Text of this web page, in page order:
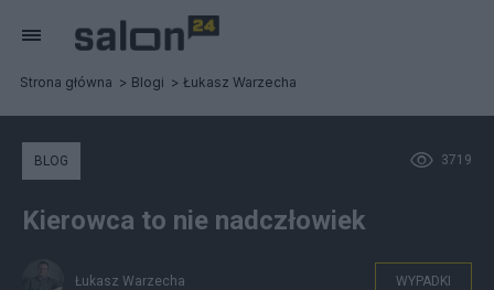
Strona główna Blogi Łukasz Warzecha
3719
BLOG
Kierowca to nie nadczłowiek
Łukasz Warzecha WYPADKI